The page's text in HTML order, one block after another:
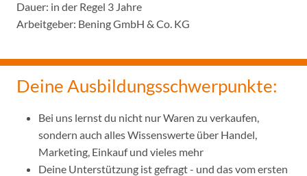
Dauer: in der Regel 3 Jahre
Arbeitgeber: Bening GmbH & Co. KG
Deine Ausbildungsschwerpunkte:
Bei uns lernst du nicht nur Waren zu verkaufen,
sondern auch alles Wissenswerte über Handel,
Marketing, Einkauf und vieles mehr
Deine Unterstützung ist gefragt - und das vom ersten